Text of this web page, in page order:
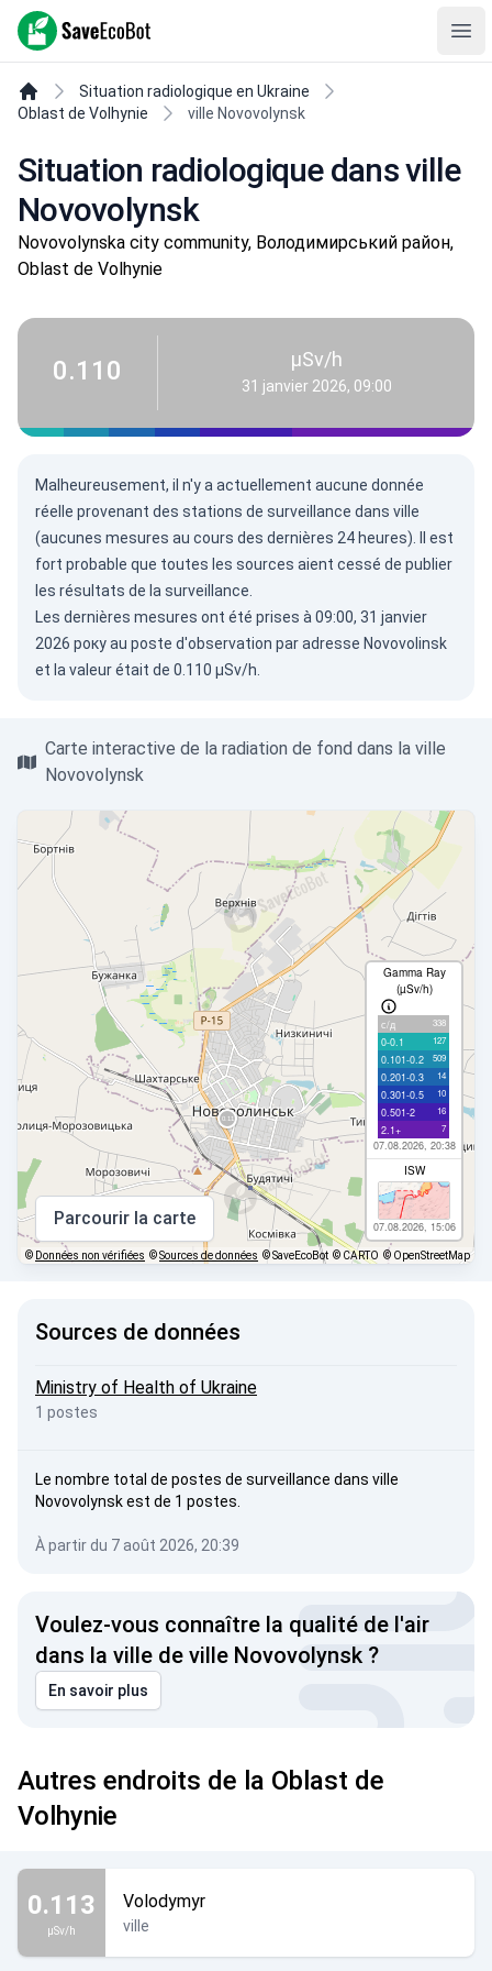
SaveEcoBot
Situation radiologique en Ukraine
Oblast de Volhynie
ville Novovolynsk
Situation radiologique dans ville
Novovolynsk
Novovolynska city community, Володимирський район,
Oblast de Volhynie
0.110 µSv/h
31 janvier 2026, 09:00
Malheureusement, il n'y a actuellement aucune donnée
réelle provenant des stations de surveillance dans ville
(aucunes mesures au cours des dernières 24 heures). Il est
fort probable que toutes les sources aient cessé de publier
les résultats de la surveillance.
Les dernières mesures ont été prises à 09:00, 31 janvier
2026 року au poste d'observation par adresse Novovolinsk
et la valeur était de 0.110 µSv/h.
Carte interactive de la radiation de fond dans la ville
Novovolynsk
Gamma Ray
(µSv/h)
с/д 338
0-0.1 127
0.101-0.2 509
0.201-0.3 14
0.301-0.5 10
0.501-2 16
2.1+ 7
07.08.2026, 20:38
ISW
07.08.2026, 15:06
Parcourir la carte
© Données non vérifiées ©Sources de données © SaveEcoBot © CARTO © OpenStreetMap
Sources de données
Ministry of Health of Ukraine
1 postes
Le nombre total de postes de surveillance dans ville
Novovolynsk est de 1 postes.
À partir du 7 août 2026, 20:39
Voulez-vous connaître la qualité de l'air
dans la ville de ville Novovolynsk ?
En savoir plus
Autres endroits de la Oblast de
Volhynie
0.113
µSv/h
Volodymyr
ville